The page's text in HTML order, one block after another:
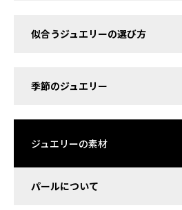
似合うジュエリーの選び方
季節のジュエリー
ジュエリーの素材
パールについて